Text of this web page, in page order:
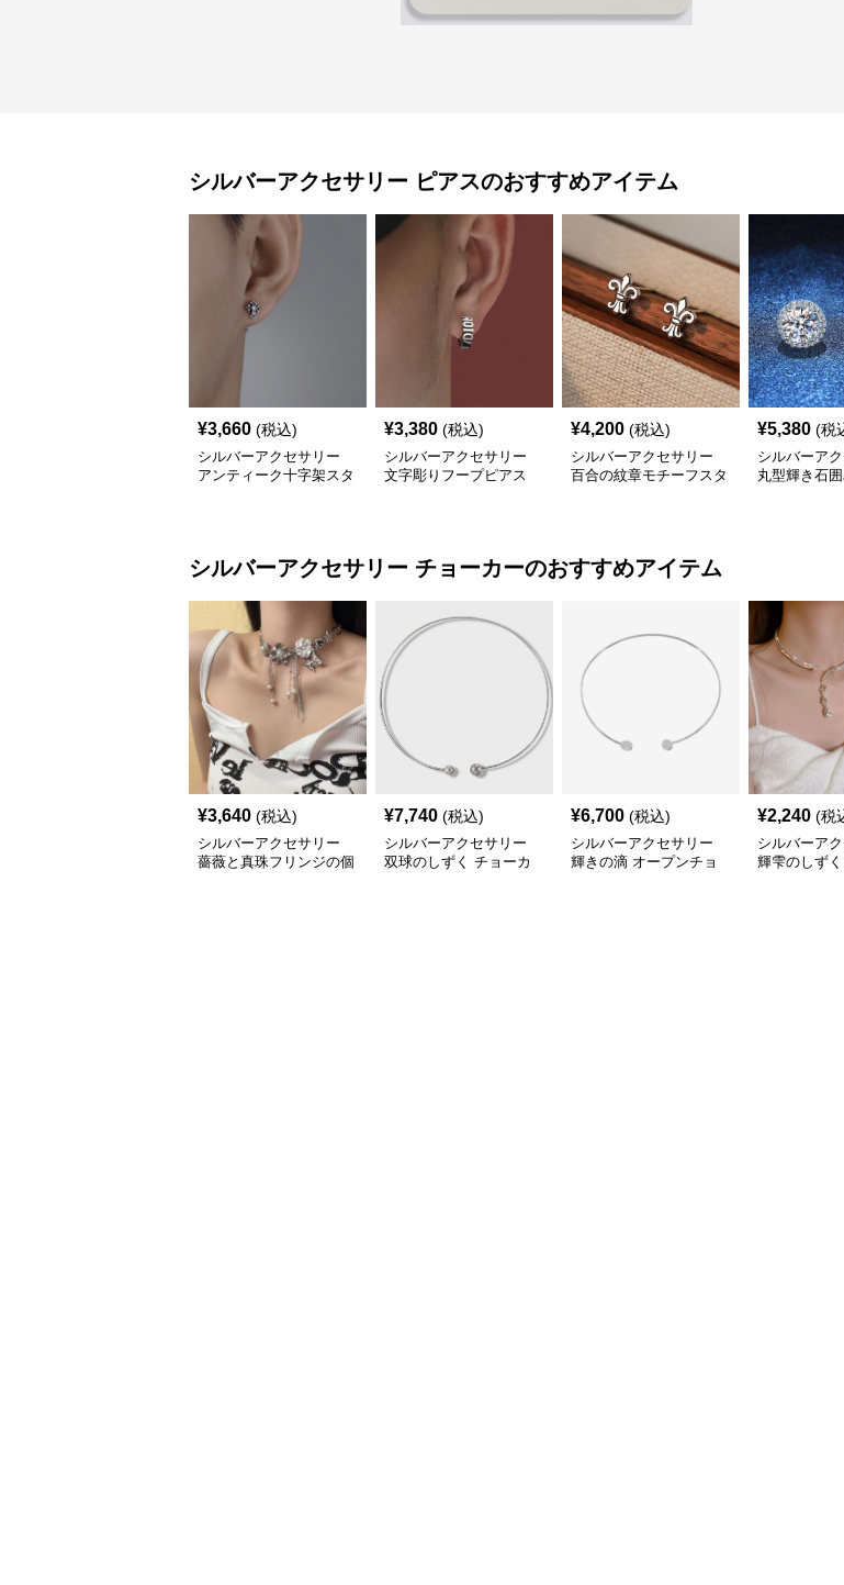
シルバーアクセサリー ピアスのおすすめアイテム
¥3,660 (税込)
シルバーアクセサリー
アンティーク十字架スタ
¥3,380 (税込)
シルバーアクセサリー
文字彫りフープピアス
¥4,200 (税込)
シルバーアクセサリー
百合の紋章モチーフスタ
¥5,380 (税
シルバーア
丸型輝き石
シルバーアクセサリー チョーカーのおすすめアイテム
¥3,640 (税込)
シルバーアクセサリー
薔薇と真珠フリンジの個
¥7,740 (税込)
シルバーアクセサリー
双球のしずく チョーカ
¥6,700 (税込)
シルバーアクセサリー
輝きの滴 オープンチョ
¥2,240 (税
シルバーア
輝雫のしず